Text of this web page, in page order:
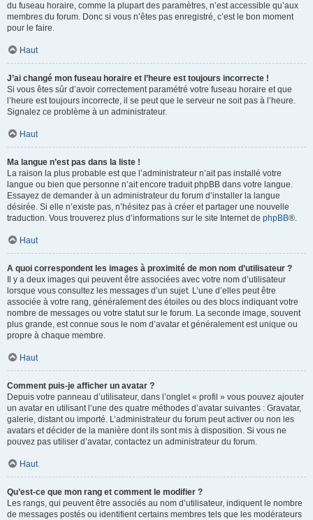
du fuseau horaire, comme la plupart des paramètres, n’est accessible qu’aux
membres du forum. Donc si vous n’êtes pas enregistré, c’est le bon moment
pour le faire.
Haut
J’ai changé mon fuseau horaire et l’heure est toujours incorrecte !
Si vous êtes sûr d’avoir correctement paramétré votre fuseau horaire et que
l’heure est toujours incorrecte, il se peut que le serveur ne soit pas à l’heure.
Signalez ce problème à un administrateur.
Haut
Ma langue n’est pas dans la liste !
La raison la plus probable est que l’administrateur n’ait pas installé votre
langue ou bien que personne n’ait encore traduit phpBB dans votre langue.
Essayez de demander à un administrateur du forum d’installer la langue
désirée. Si elle n’existe pas, n’hésitez pas à créer et partager une nouvelle
traduction. Vous trouverez plus d’informations sur le site Internet de phpBB®.
Haut
A quoi correspondent les images à proximité de mon nom d’utilisateur ?
Il y a deux images qui peuvent être associées avec votre nom d’utilisateur
lorsque vous consultez les messages d’un sujet. L’une d’elles peut être
associée à votre rang, généralement des étoiles ou des blocs indiquant votre
nombre de messages ou votre statut sur le forum. La seconde image, souvent
plus grande, est connue sous le nom d’avatar et généralement est unique ou
propre à chaque membre.
Haut
Comment puis-je afficher un avatar ?
Depuis votre panneau d’utilisateur, dans l’onglet « profil » vous pouvez ajouter
un avatar en utilisant l’une des quatre méthodes d’avatar suivantes : Gravatar,
galerie, distant ou importé. L’administrateur du forum peut activer ou non les
avatars et décider de la manière dont ils sont mis à disposition. Si vous ne
pouvez pas utiliser d’avatar, contactez un administrateur du forum.
Haut
Qu’est-ce que mon rang et comment le modifier ?
Les rangs, qui peuvent être associés au nom d’utilisateur, indiquent le nombre
de messages postés ou identifient certains membres tels que les modérateurs